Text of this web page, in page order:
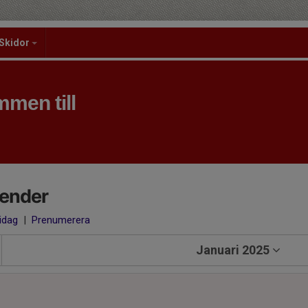
till
| Prenumerera
Januari 2025